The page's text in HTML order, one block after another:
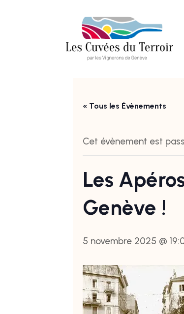
« Tous les Évènements
Cet évènement est
Les
Genève !
5 novembre 2025 @